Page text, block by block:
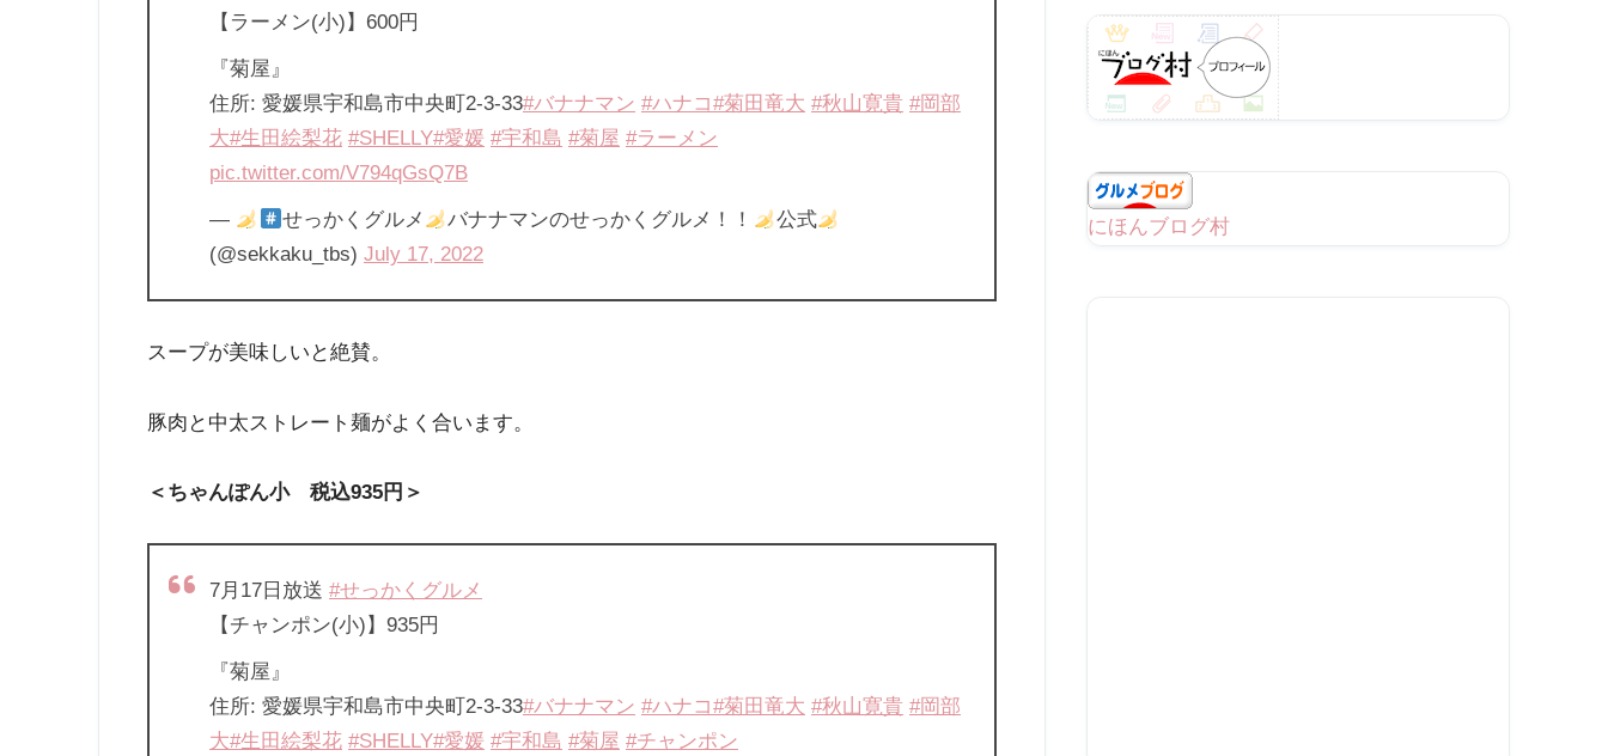
【ラーメン(小)】600円
『菊屋』
住所: 愛媛県宇和島市中央町2-3-33#バナナマン #ハナコ#菊田竜大 #秋山寛貴 #岡部
大#生田絵梨花 #SHELLY#愛媛 #宇和島 #菊屋 #ラーメン
pic.twitter.com/V794qGsQ7B
— せっかくグルメ バナナマンのせっかくグルメ！！
公式
(@sekkaku_tbs) July 17, 2022
スープが美味しいと絶賛。
豚肉と中太ストレート麺がよく合います。
＜ちゃんぽん小 税込935円＞
7月17日放送 #せっかくグルメ
【チャンポン(小)】935円
『菊屋』
住所: 愛媛県宇和島市中央町2-3-33#バナナマン #ハナコ#菊田竜大 #秋山寛貴 #岡部
大#生田絵梨花 #SHELLY#愛媛 #宇和島 #菊屋 #チャンポン
にほんブログ村